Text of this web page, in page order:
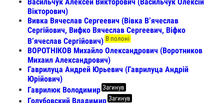
Вікторович)
Вивка Вячеслав Сергеевич (Вівка Вʼячеслав
Сергійович, Вифко Вячеслав Сергеевич, Віфко
Вʼячеслав Сергійович) В полоні
ВОРОТНІКОВ Михайло Олександрович (Воротников
Михаил Александрович)
Гаврилуца Андрей Юрьевич (Гаврилуца Андрій
Юрійович)
Гаврилюк Володимир Загинув
Голубовский Владимир Загинув